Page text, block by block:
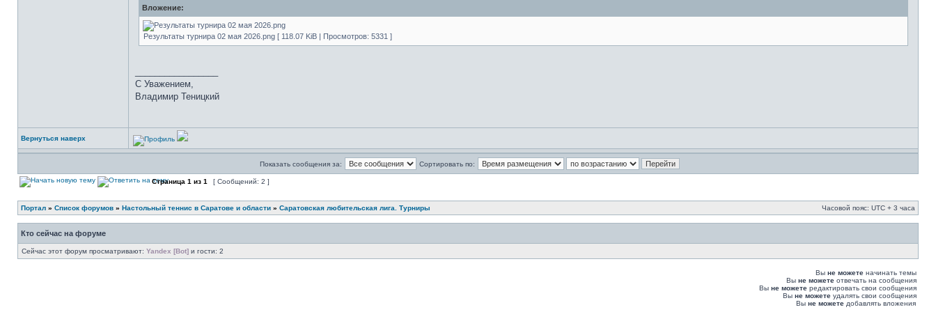
Вложение:
Результаты турнира 02 мая 2026.png [ 118.07 KiB | Просмотров: 5331 ]
С Уважением,
Владимир Теницкий
Вернуться наверх
Показать сообщения за: Сортировать по:
Страница 1 из 1 [ Сообщений: 2 ]
Портал » Список форумов » Настольный теннис в Саратове и области » Саратовская любительская лига. Турниры Часовой пояс: UTC + 3 часа
Кто сейчас на форуме
Сейчас этот форум просматривают: Yandex [Bot] и гости: 2
Вы не можете начинать темы
Вы не можете отвечать на сообщения
Вы не можете редактировать свои сообщения
Вы не можете удалять свои сообщения
Вы не можете добавлять вложения